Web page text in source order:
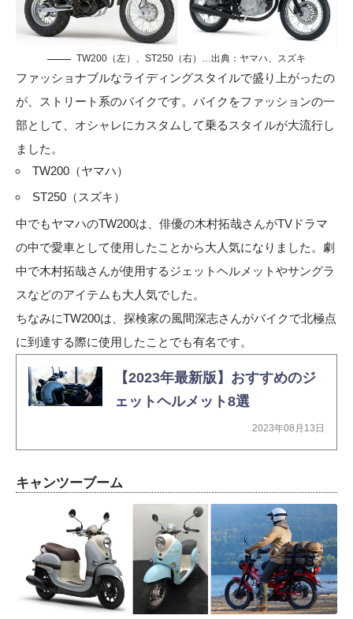
TW200（左）、ST250（右）…出典：ヤマハ、スズキ
ファッショナブルなライディングスタイルで盛り上がったの
が、ストリート系のバイクです。バイクをファッションの一
部として、オシャレにカスタムして乗るスタイルが大流行し
ました。
TW200（ヤマハ）
ST250（スズキ）
中でもヤマハのTW200は、俳優の木村拓哉さんがTVドラマ
の中で愛車として使用したことから大人気になりました。劇
中で木村拓哉さんが使用するジェットヘルメットやサングラ
スなどのアイテムも大人気でした。
ちなみにTW200は、探検家の風間深志さんがバイクで北極点
に到達する際に使用したことでも有名です。
【2023年最新版】おすすめのジ
ェットヘルメット8選
2023年08月13日
キャンツーブーム